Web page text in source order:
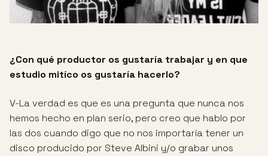
¿Con qué productor os gustaría trabajar y en que
estudio mitíco os gustaría hacerlo?
V-La verdad es que es una pregunta que nunca nos
hemos hecho en plan serio, pero creo que hablo por
las dos cuando digo que no nos importaría tener un
disco producido por Steve Albini y/o grabar unos